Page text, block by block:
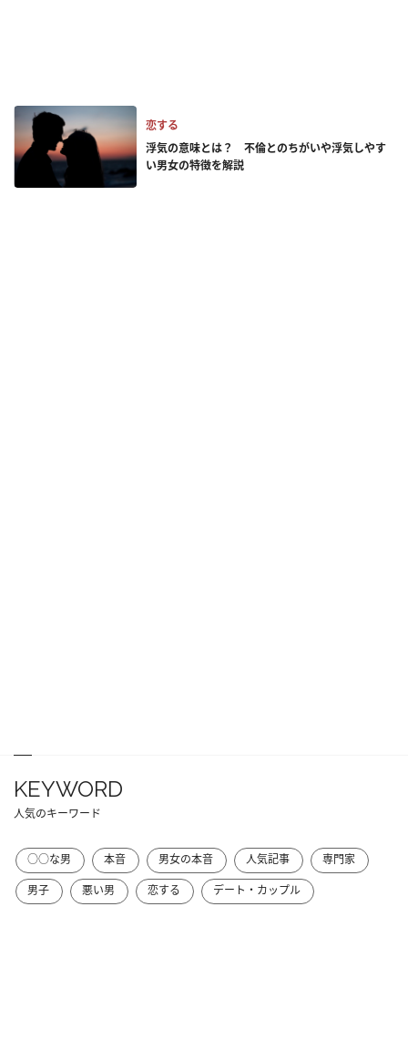
恋する
浮気の意味とは？ 不倫とのちがいや浮気しやす
い男女の特徴を解説
KEYWORD
人気のキーワード
○○な男 本音 男女の本音 人気記事
専門家
男子
悪い男 恋する デート・カップル